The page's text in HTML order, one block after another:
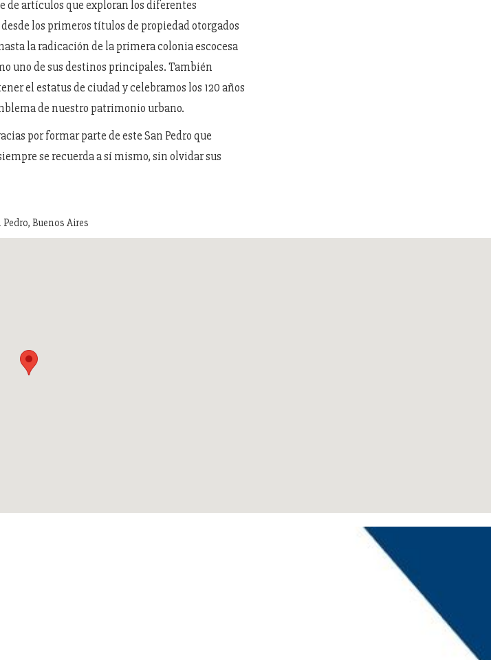
de artículos que exploran los diferentes
los primeros títulos de propiedad otorgados
la radicación de la primera colonia escocesa
uno de sus destinos principales. También
el estatus de ciudad y celebramos los 120 años
de nuestro patrimonio urbano.
por formar parte de este San Pedro que
se recuerda a sí mismo, sin olvidar sus
Pedro, Buenos Aires